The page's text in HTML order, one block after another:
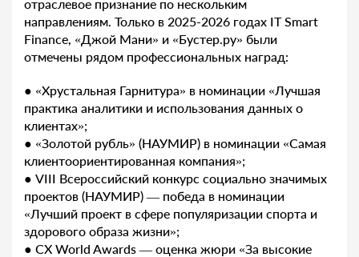
отраслевое признание по нескольким
направлениям. Только в 2025-2026 годах IT Smart
Finance, «Джой Мани» и «Бустер.ру» были
отмечены рядом профессиональных наград:
● «Хрустальная Гарнитура» в номинации «Лучшая
практика аналитики и использования данных о
клиентах»;
● «Золотой рубль» (НАУМИР) в номинации «Самая
клиентоориентированная компания»;
● VIII Всероссийский конкурс социально значимых
проектов (НАУМИР) — победа в номинации
«Лучший проект в сфере популяризации спорта и
здорового образа жизни»;
● CX World Awards — оценка жюри «За высокие